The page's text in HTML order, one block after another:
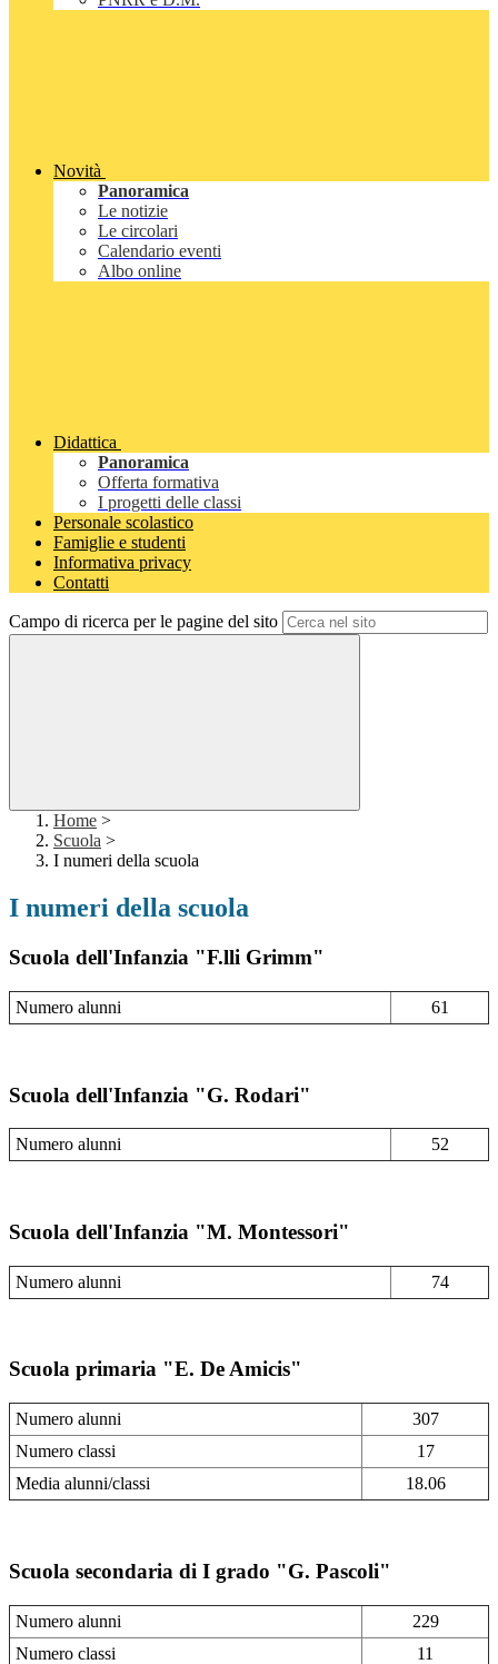
Novità
Panoramica
Le notizie
Le circolari
Calendario eventi
Albo online
Didattica
Panoramica
Offerta formativa
I progetti delle classi
Personale scolastico
Famiglie e studenti
Informativa privacy
Contatti
Campo di ricerca per le pagine del sito
Home >
Scuola >
I numeri della scuola
I numeri della scuola
Scuola dell'Infanzia "F.lli Grimm"
Numero alunni 61
Scuola dell'Infanzia "G. Rodari"
Numero alunni 52
Scuola dell'Infanzia "M. Montessori"
Numero alunni 74
Scuola primaria "E. De Amicis"
Numero alunni
307
Numero classi
17
Media alunni/classi
18.06
Scuola secondaria di I grado "G. Pascoli"
Numero alunni
229
Numero classi
11